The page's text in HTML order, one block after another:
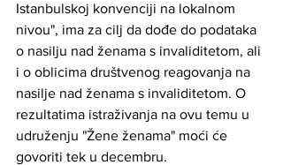
Istanbulskoj konvenciji na lokalnom
nivou", ima za cilj da dođe do podataka
o nasilju nad ženama s invaliditetom, ali
i o oblicima društvenog reagovanja na
nasilje nad ženama s invaliditetom. O
rezultatima istraživanja na ovu temu u
udruženju "Žene ženama" moći će
govoriti tek u decembru.